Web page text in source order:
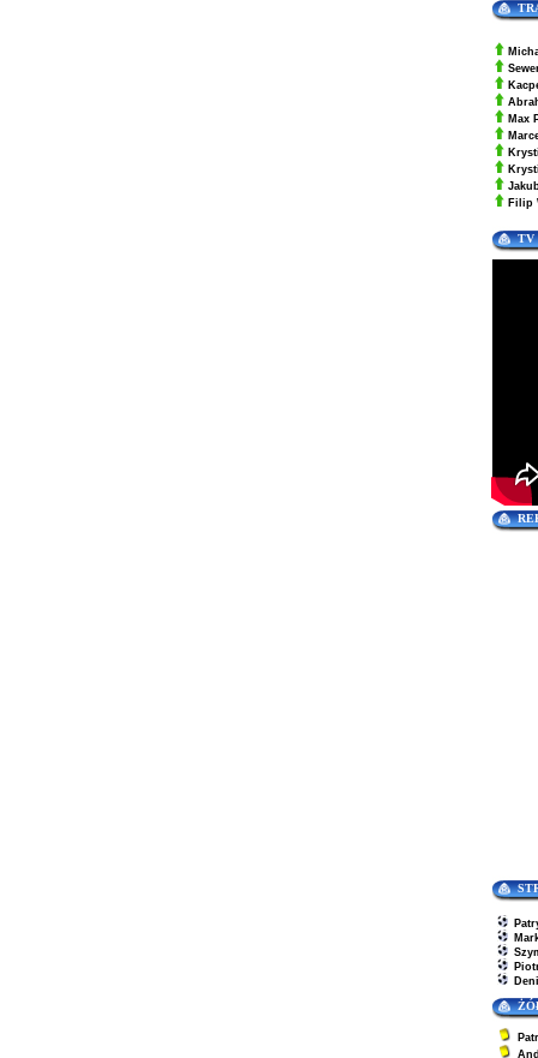
Max
Filip
TV